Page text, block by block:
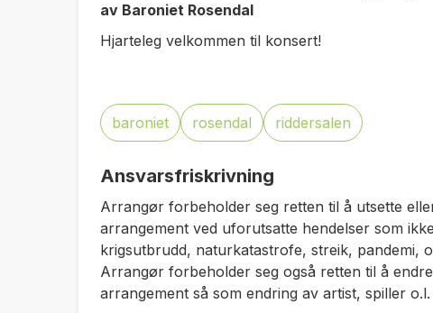
av Baroniet Rosendal
Hjarteleg velkommen til konsert!
baroniet rosendal riddersalen
Ansvarsfriskrivning
Arrangør forbeholder seg retten til å utsette
arrangement ved uforutsatte hendelser som
krigsutbrudd, naturkatastrofe, streik, pandemi,
Arrangør forbeholder seg også retten til å
arrangement så som endring av artist, spiller o.l.